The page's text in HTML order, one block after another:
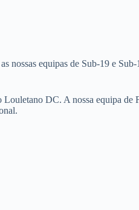
nossas equipas de Sub-19 e
DC. A nossa equipa